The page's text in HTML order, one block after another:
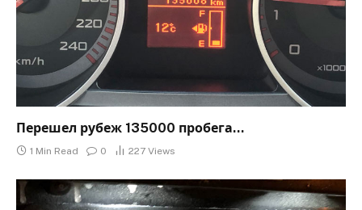
Перешел рубеж 135000 пробега…
1 Min Read 0 227 Views